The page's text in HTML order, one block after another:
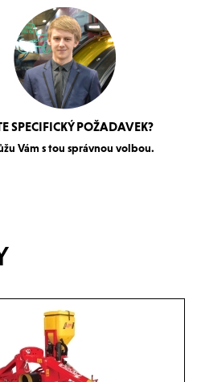
SPECIFICKÝ POŽADAVEK?
Vám s tou správnou volbou.